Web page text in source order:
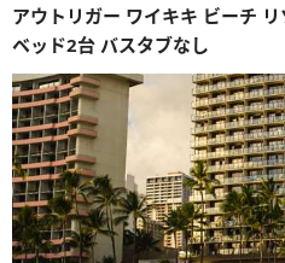
アウトリガー ワイキキ ビーチ
ベッド2台 バスタブなし